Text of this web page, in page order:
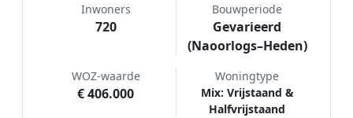
Inwoners
720
Bouwperiode
Gevarieerd
(Naoorlogs–Heden)
WOZ-waarde
€ 406.000
Woningtype
Mix: Vrijstaand &
Halfvrijstaand